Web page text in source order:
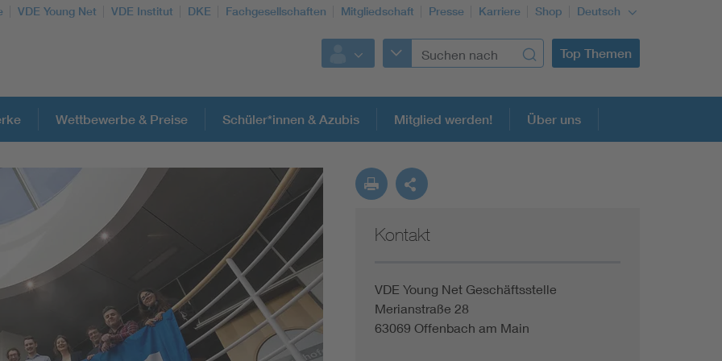
VDE Young Net VDE Institut DKE Fachgesellschaften Mitgliedschaft Presse Karriere Shop Deutsch
Top Themen
Weitere Themen
Assisted Living
Energy efficiency
Building Services Engineering
Information and communications technology ICT
Education + profession
Wettbewerbe & Preise Schüler*innen & Azubis Mitglied werden! Über uns
Kontakt
VDE Young Net Geschäftsstelle
Merianstraße 28
63069 Offenbach am Main